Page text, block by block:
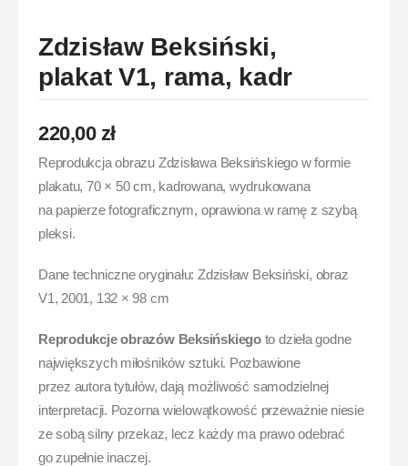
Zdzisław Beksiński,
plakat V1, rama, kadr
220,00 zł
Reprodukcja obrazu Zdzisława Beksińskiego w formie
plakatu, 70 × 50 cm, kadrowana, wydrukowana
na papierze fotograficznym, oprawiona w ramę z szybą
pleksi.
Dane techniczne oryginału: Zdzisław Beksiński, obraz
V1, 2001, 132 × 98 cm
Reprodukcje obrazów Beksińskiego to dzieła godne
największych miłośników sztuki. Pozbawione
przez autora tytułów, dają możliwość samodzielnej
interpretacji. Pozorna wielowątkowość przeważnie niesie
ze sobą silny przekaz, lecz każdy ma prawo odebrać
go zupełnie inaczej.